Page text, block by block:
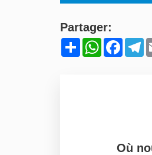
Partager:
ShareWhatsApp
Où